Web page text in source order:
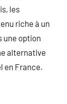
les
riche à un
une option
alternative
en France.